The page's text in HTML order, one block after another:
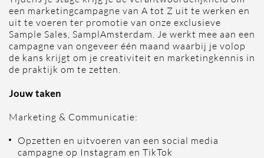
een marketingcampagne van A tot Z uit te werken en
uit te voeren ter promotie van onze exclusieve
Sample Sales, SamplAmsterdam. Je werkt mee aan een
campagne van ongeveer één maand waarbij je volop
de kans krijgt om je creativiteit en marketingkennis in
de praktijk om te zetten.
Jouw taken
Marketing & Communicatie:
Opzetten en uitvoeren van een social media
campagne op Instagram en TikTok